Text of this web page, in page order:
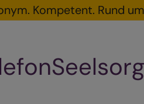
Kompetent. Rund